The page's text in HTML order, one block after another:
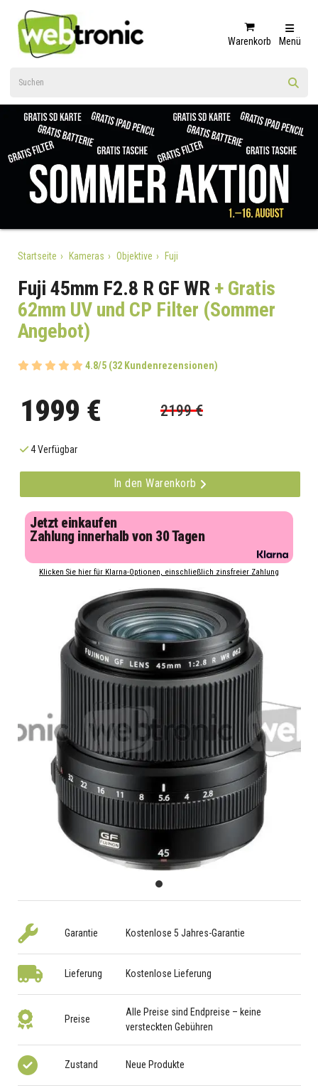
Warenkorb Menü
Startseite Kameras Objektive Fuji
Fuji 45mm F2.8 R GF WR+ Gratis
62mm UV und CP Filter (Sommer
Angebot)
4.8/5 (32 Kundenrezensionen)
1999 € 2199 €
4 Verfügbar
In den Warenkorb
Jetzt einkaufen
Zahlung innerhalb von 30 Tagen
Klicken Sie hier für Klarna-Optionen, einschließlich zinsfreier Zahlung
Garantie Kostenlose 5 Jahres-Garantie
Lieferung Kostenlose Lieferung
Preise
Alle Preise sind Endpreise – keine
versteckten Gebühren
Zustand Neue Produkte